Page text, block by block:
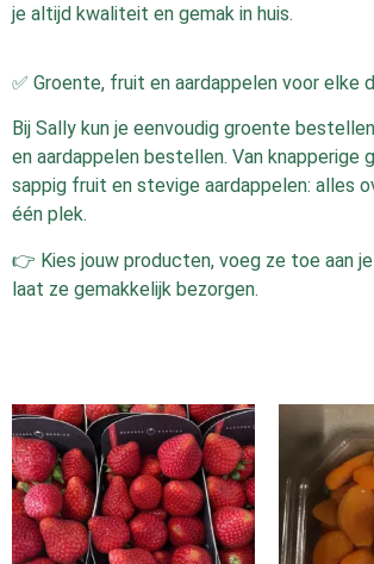
je altijd kwaliteit en gemak in huis.
✅ Groente, fruit en aardappelen voor elke
Bij Sally kun je eenvoudig groente
en aardappelen bestellen. Van knapperige
sappig fruit en stevige aardappelen: alles
één plek.
👉 Kies jouw producten, voeg ze toe aan
laat ze gemakkelijk bezorgen.